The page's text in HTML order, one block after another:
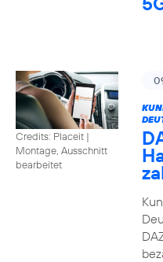
Credits: Placeit |
Montage, Ausschnitt
bearbeitet